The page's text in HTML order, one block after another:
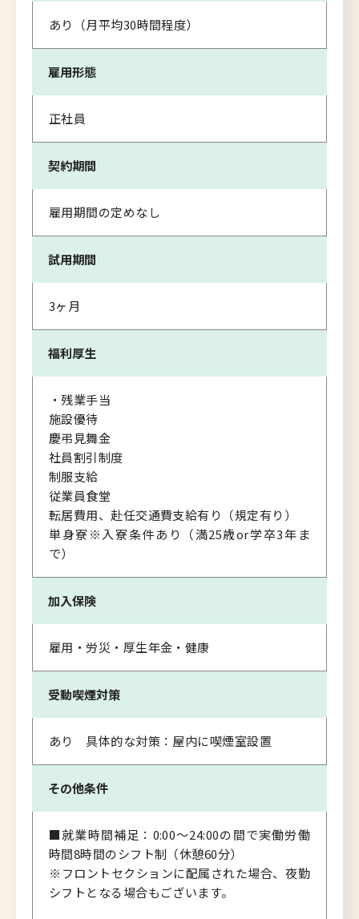
あり（月平均30時間程度）
雇用形態
正社員
契約期間
雇用期間の定めなし
試用期間
3ヶ月
福利厚生
・残業手当
施設優待
慶弔見舞金
社員割引制度
制服支給
従業員食堂
転居費用、赴任交通費支給有り（規定有り）
単身寮※入寮条件あり（満25歳or学卒3年ま
で）
加入保険
雇用・労災・厚生年金・健康
受動喫煙対策
あり 具体的な対策：屋内に喫煙室設置
その他条件
■就業時間補足：0:00～24:00の間で実働労働
時間8時間のシフト制（休憩60分）
※フロントセクションに配属された場合、夜勤
シフトとなる場合もございます。